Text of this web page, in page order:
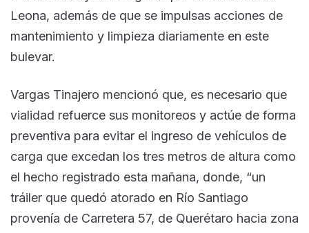
Leona, además de que se impulsas acciones de
mantenimiento y limpieza diariamente en este
bulevar.
Vargas Tinajero mencionó que, es necesario que
vialidad refuerce sus monitoreos y actúe de forma
preventiva para evitar el ingreso de vehículos de
carga que excedan los tres metros de altura como
el hecho registrado esta mañana, donde, “un
tráiler que quedó atorado en Río Santiago
provenía de Carretera 57, de Querétaro hacia zona